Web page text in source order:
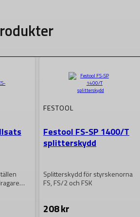
FESTOOL
Festool FS-SP 1400/T
splitterskydd
Splitterskydd för styrskenorna
FS, FS/2 och FSK
208kr